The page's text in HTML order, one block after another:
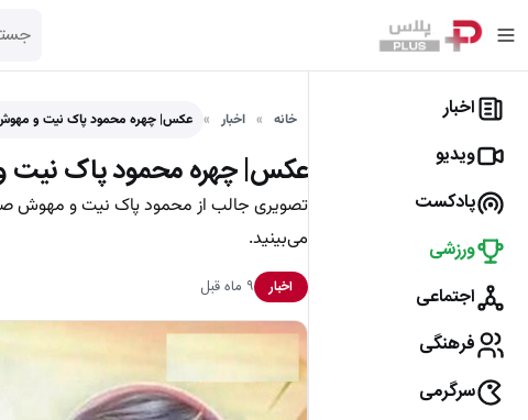
اخبار
ویدیو
پادکست
ورزشی
اجتماعی
فرهنگی
سرگرمی
خانه اخبار عکس| چهره محمود پاک نیت و
عکس| چهره محمود پاک نیت و
می‌بینید.
اخبار ۹ ماه قبل